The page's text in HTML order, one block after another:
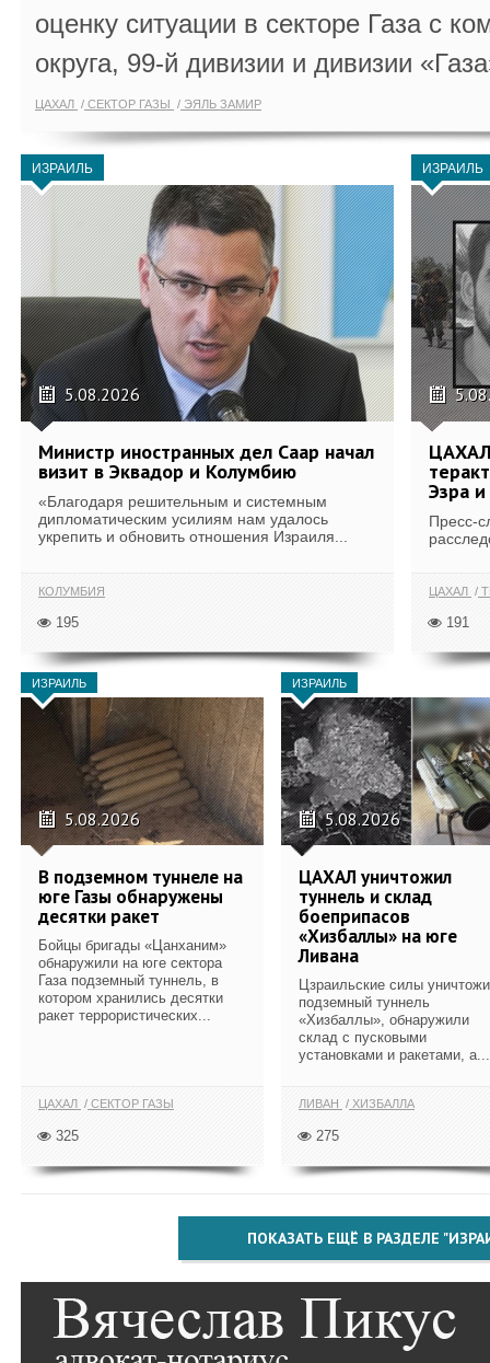
оценку ситуации в секторе Газа с
округа, 99-й дивизии и дивизии
ЦАХАЛ СЕКТОР ГАЗЫ ЭЯЛЬ ЗАМИР
ИЗРАИЛЬ
5.08.2026
Министр иностранных дел Саар начал
визит в Эквадор и Колумбию
«Благодаря решительным и системным
дипломатическим усилиям нам удалось
укрепить и обновить отношения Израиля...
КОЛУМБИЯ
195
ИЗРАИЛЬ
ЦАХАЛ
Эзра
Пресс-
ЦАХАЛ
191
ИЗРАИЛЬ
5.08.2026
В подземном туннеле на
юге Газы обнаружены
десятки ракет
Бойцы бригады «Цанханим»
обнаружили на юге сектора
Газа подземный туннель, в
котором хранились десятки
ракет террористических...
ЦАХАЛ СЕКТОР ГАЗЫ
325
ИЗРАИЛЬ
5.08.2026
ЦАХАЛ уничтожил
туннель и склад
боеприпасов
«Хизбаллы» на юге
Ливана
Цзраильские силы
подземный туннель
«Хизбаллы», обнаружили
склад с пусковыми
установками и ракетами, а...
ЛИВАН ХИЗБАЛЛА
275
ПОКАЗАТЬ ЕЩЁ В РАЗДЕЛЕ